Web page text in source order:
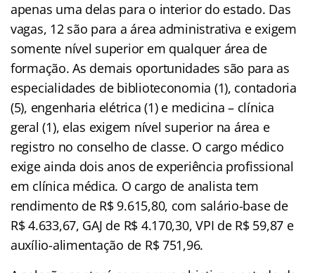
apenas uma delas para o interior do estado. Das
vagas, 12 são para a área administrativa e exigem
somente nível superior em qualquer área de
formação. As demais oportunidades são para as
especialidades de biblioteconomia (1), contadoria
(5), engenharia elétrica (1) e medicina – clínica
geral (1), elas exigem nível superior na área e
registro no conselho de classe. O cargo médico
exige ainda dois anos de experiência profissional
em clínica médica. O cargo de analista tem
rendimento de R$ 9.615,80, com salário-base de
R$ 4.633,67, GAJ de R$ 4.170,30, VPI de R$ 59,87 e
auxílio-alimentação de R$ 751,96.